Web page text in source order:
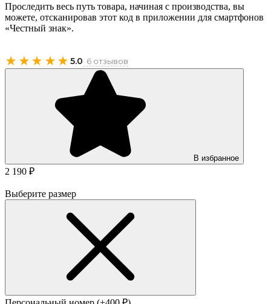
Проследить весь путь товара, начиная с производства, вы
можете, отсканировав этот код в приложении для смартфонов
«Честный знак».
★★★★★ 5.0· 6 отзывов
В избранное
2 190 ₽
Выберите размер